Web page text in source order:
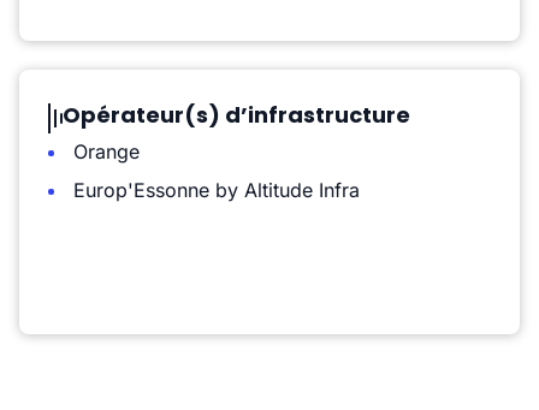
Opérateur(s) d’infrastructure
Orange
Europ'Essonne by Altitude Infra